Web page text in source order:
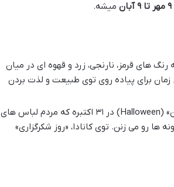
۹ مهر تا ۹ آبان میشه.
های قرمز، نارنجی، زرد و قهوه ای در میان
برای پیاده روی توی طبیعت و لذت بردن
مهم ترین و معروف ترین جشن این ماه، «هالووین» (Halloween) در ۳۱ اکتبره که مردم لباس های
رو می زنن. توی کانادا، «روز شکرگزاری»